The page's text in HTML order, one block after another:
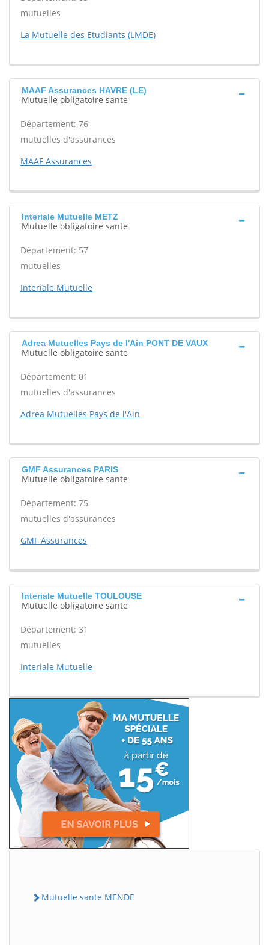
mutuelles
La Mutuelle des Etudiants (LMDE)
MAAF Assurances HAVRE (LE)
Mutuelle obligatoire sante
Département: 76
mutuelles d'assurances
MAAF Assurances
Interiale Mutuelle METZ
Mutuelle obligatoire sante
Département: 57
mutuelles
Interiale Mutuelle
Adrea Mutuelles Pays de l'Ain PONT DE VAUX
Mutuelle obligatoire sante
Département: 01
mutuelles d'assurances
Adrea Mutuelles Pays de l'Ain
GMF Assurances PARIS
Mutuelle obligatoire sante
Département: 75
mutuelles d'assurances
GMF Assurances
Interiale Mutuelle TOULOUSE
Mutuelle obligatoire sante
Département: 31
mutuelles
Interiale Mutuelle
Mutuelle sante MENDE